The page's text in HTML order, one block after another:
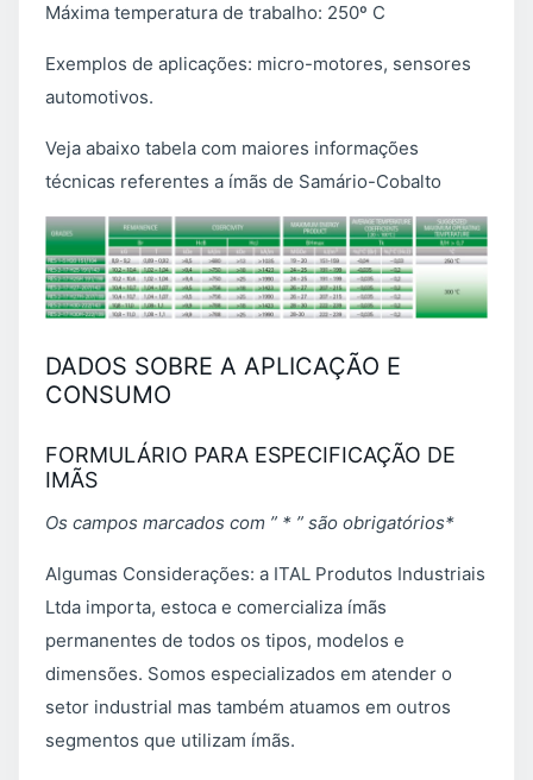
Máxima temperatura de trabalho: 250º C
Exemplos de aplicações: micro-motores, sensores
automotivos.
Veja abaixo tabela com maiores informações
técnicas referentes a ímãs de Samário-Cobalto
DADOS SOBRE A APLICAÇÃO E
CONSUMO
FORMULÁRIO PARA ESPECIFICAÇÃO DE
IMÃS
Os campos marcados com ” * ” são obrigatórios*
Algumas Considerações: a ITAL Produtos Industriais
Ltda importa, estoca e comercializa ímãs
permanentes de todos os tipos, modelos e
dimensões. Somos especializados em atender o
setor industrial mas também atuamos em outros
segmentos que utilizam ímãs.